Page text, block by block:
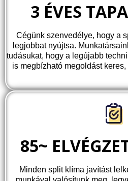
3 ÉVES
Cégünk szenvedélye, hogy a
legjobbat nyújtsa.
tudásukat, hogy a legújabb
is megbízható megoldást
85~
Minden split klíma javítást